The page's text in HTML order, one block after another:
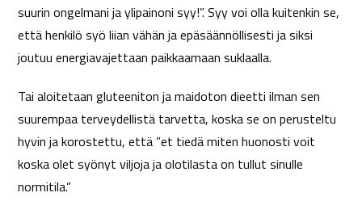
suurin ongelmani ja ylipainoni syy!”. Syy voi olla kuitenkin se,
että henkilö syö liian vähän ja epäsäännöllisesti ja siksi
joutuu energiavajettaan paikkaamaan suklaalla.
Tai aloitetaan gluteeniton ja maidoton dieetti ilman sen
suurempaa terveydellistä tarvetta, koska se on perusteltu
hyvin ja korostettu, että ”et tiedä miten huonosti voit
koska olet syönyt viljoja ja olotilasta on tullut sinulle
normitila.”